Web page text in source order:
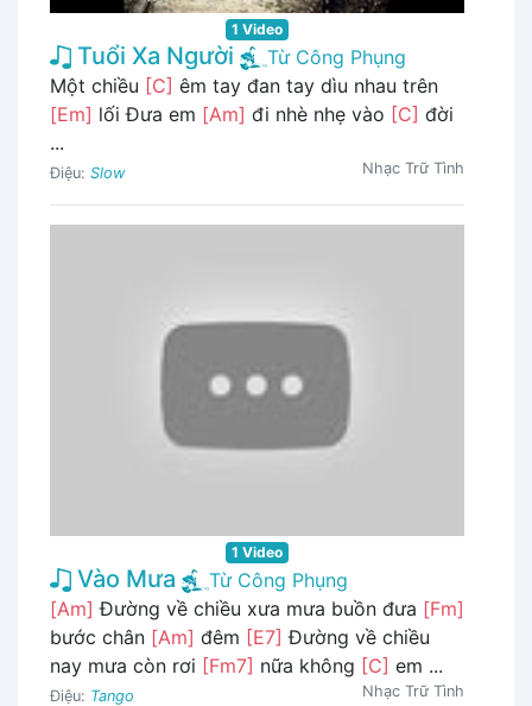
1 Video
Tuổi Xa Người
Từ Công Phụng
Một chiều [C] êm tay đan tay dìu nhau trên
[Em] lối Đưa em [Am] đi nhè nhẹ vào [C] đời
...
Điệu: Slow Nhạc Trữ Tình
1 Video
Vào Mưa
Từ Công Phụng
[Am] Đường về chiều xưa mưa buồn đưa [Fm]
bước chân [Am] đêm [E7] Đường về chiều
nay mưa còn rơi [Fm7] nữa không [C] em ...
Điệu: Tango Nhạc Trữ Tình